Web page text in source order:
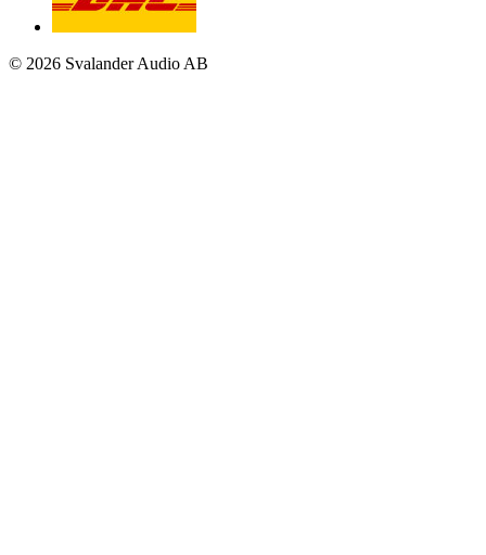
© 2026 Svalander Audio AB